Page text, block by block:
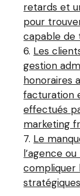
retards et
pour
capable de
Les
gestion
honoraires
facturation
effectués
marketing
Le
l’agence
compliquer